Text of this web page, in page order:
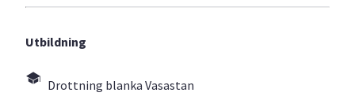
Utbildning
Drottning blanka Vasastan